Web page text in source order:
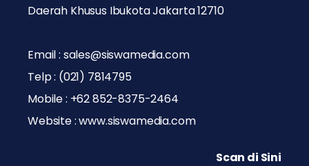
Daerah Khusus Ibukota Jakarta 12710
Email : sales@siswamedia.com
Telp : (021) 7814795
Mobile : +62 852-8375-2464
Website : www.siswamedia.com
Scan di Sini